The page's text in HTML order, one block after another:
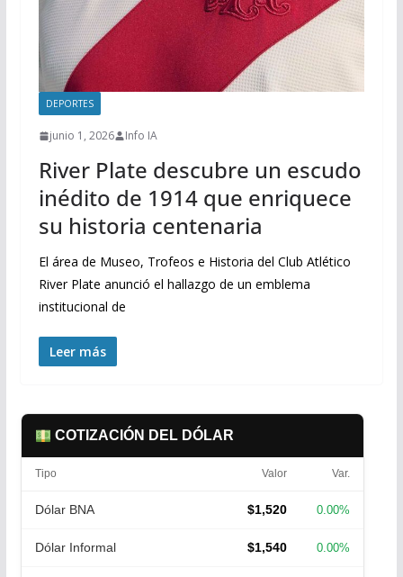
DEPORTES
junio 1, 2026 Info IA
River Plate descubre un escudo
inédito de 1914 que enriquece
su historia centenaria
El área de Museo, Trofeos e Historia del Club Atlético
River Plate anunció el hallazgo de un emblema
institucional de
Leer más
COTIZACIÓN DEL DÓLAR
Tipo Valor Var.
Dólar BNA $1,520 0.00%
Dólar Informal $1,540 0.00%